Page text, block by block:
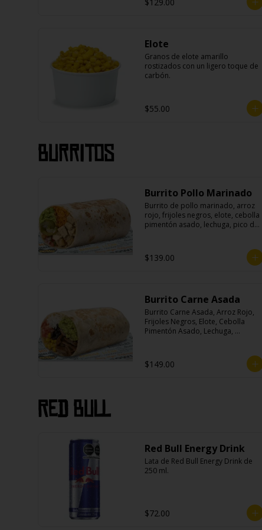
Elote
Granos de elote amarillo
rostizados con un ligero toque de
carbón.
$55.00
Burritos
Burrito Pollo Marinado
Burrito de pollo marinado, arroz
rojo, frijoles negros, elote, cebolla
pimentón asado, lechuga, pico de
$139.00
Burrito Carne Asada
Burrito Carne Asada, Arroz Rojo,
Frijoles Negros, Elote, Cebolla
Pimentón Asado, Lechuga,
$149.00
Red Bull
Red Bull Energy Drink
Lata de Red Bull Energy Drink de
250 ml.
$72.00